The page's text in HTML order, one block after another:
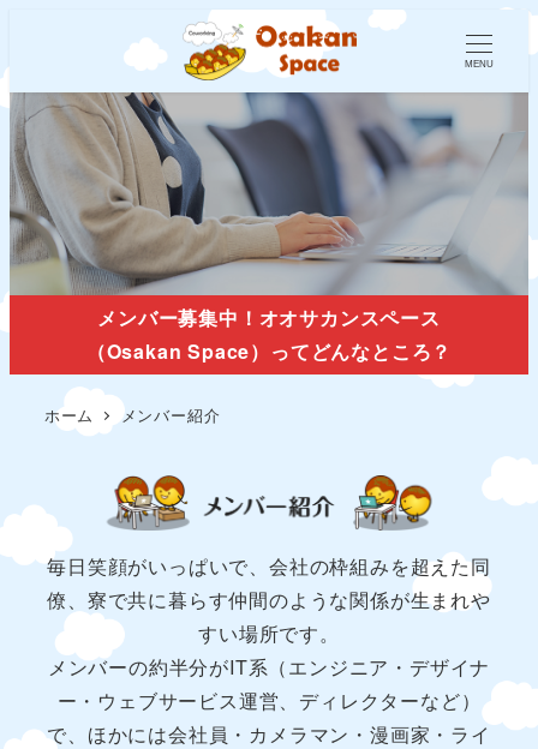
MENU
メンバー紹介
メンバー募集中！オオサカンスペース
（Osakan Space）ってどんなところ？
ホーム メンバー紹介
毎日笑顔がいっぱいで、会社の枠組みを超えた同
僚、寮で共に暮らす仲間のような関係が生まれや
すい場所です。
メンバーの約半分がIT系（エンジニア・デザイナ
ー・ウェブサービス運営、ディレクターなど）
で、ほかには会社員・カメラマン・漫画家・ライ